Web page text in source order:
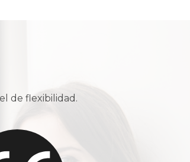
de flexibilidad.